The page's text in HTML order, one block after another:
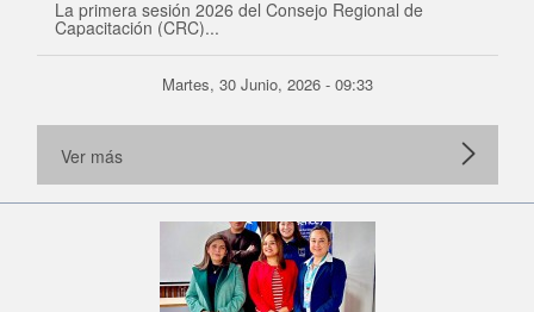
La primera sesión 2026 del Consejo Regional de
Capacitación (CRC)...
Martes, 30 Junio, 2026 - 09:33
Ver más